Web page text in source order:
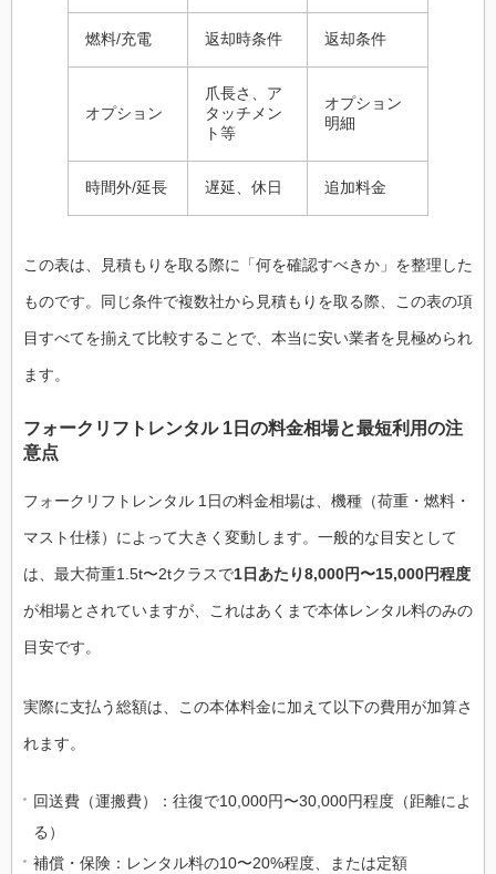
燃料/充電 返却時条件 返却条件
オプション
爪長さ、ア
タッチメン
ト等
オプション
明細
時間外/延長 遅延、休日 追加料金
この表は、見積もりを取る際に「何を確認すべきか」を整理した
ものです。同じ条件で複数社から見積もりを取る際、この表の項
目すべてを揃えて比較することで、本当に安い業者を見極められ
ます。
フォークリフトレンタル 1日の料金相場と最短利用の注
意点
フォークリフトレンタル 1日の料金相場は、機種（荷重・燃料・
マスト仕様）によって大きく変動します。一般的な目安として
は、最大荷重1.5t〜2tクラスで1日あたり8,000円〜15,000円程度
が相場とされていますが、これはあくまで本体レンタル料のみの
目安です。
実際に支払う総額は、この本体料金に加えて以下の費用が加算さ
れます。
回送費（運搬費）：往復で10,000円〜30,000円程度（距離によ
る）
補償・保険：レンタル料の10〜20%程度、または定額